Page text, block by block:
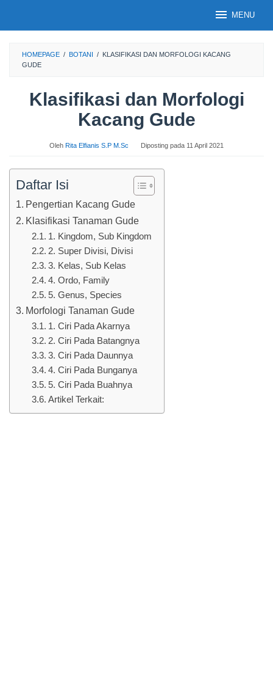
MENU
HOMEPAGE / BOTANI / KLASIFIKASI DAN MORFOLOGI KACANG
GUDE
Klasifikasi dan Morfologi
Kacang Gude
Oleh Rita Elfianis S.P M.Sc Diposting pada 11 April 2021
Daftar Isi
Pengertian Kacang Gude
Klasifikasi Tanaman Gude
1. Kingdom, Sub Kingdom
2. Super Divisi, Divisi
3. Kelas, Sub Kelas
4. Ordo, Family
5. Genus, Species
Morfologi Tanaman Gude
1. Ciri Pada Akarnya
2. Ciri Pada Batangnya
3. Ciri Pada Daunnya
4. Ciri Pada Bunganya
5. Ciri Pada Buahnya
Artikel Terkait: